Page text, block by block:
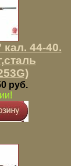
44-40.
руб.